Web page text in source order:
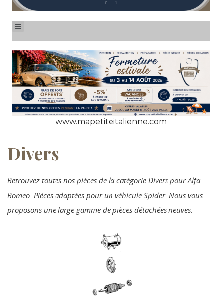
www.mapetiteitalienne.com
Divers
Retrouvez toutes nos pièces de la catégorie Divers pour Alfa
Romeo. Pièces adaptées pour un véhicule Spider. Nous vous
proposons une large gamme de pièces détachées neuves.